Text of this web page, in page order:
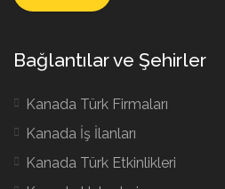
Bağlantılar ve Şehirler
Kanada Türk Firmaları
Kanada İş İlanları
Kanada Türk Etkinlikleri